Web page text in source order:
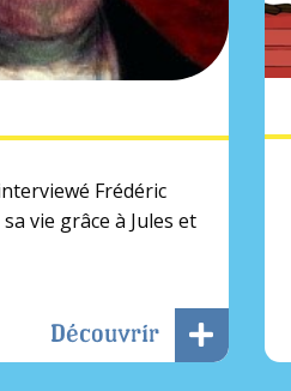
Frédéric
vie grâce à Jules et
Découvrir